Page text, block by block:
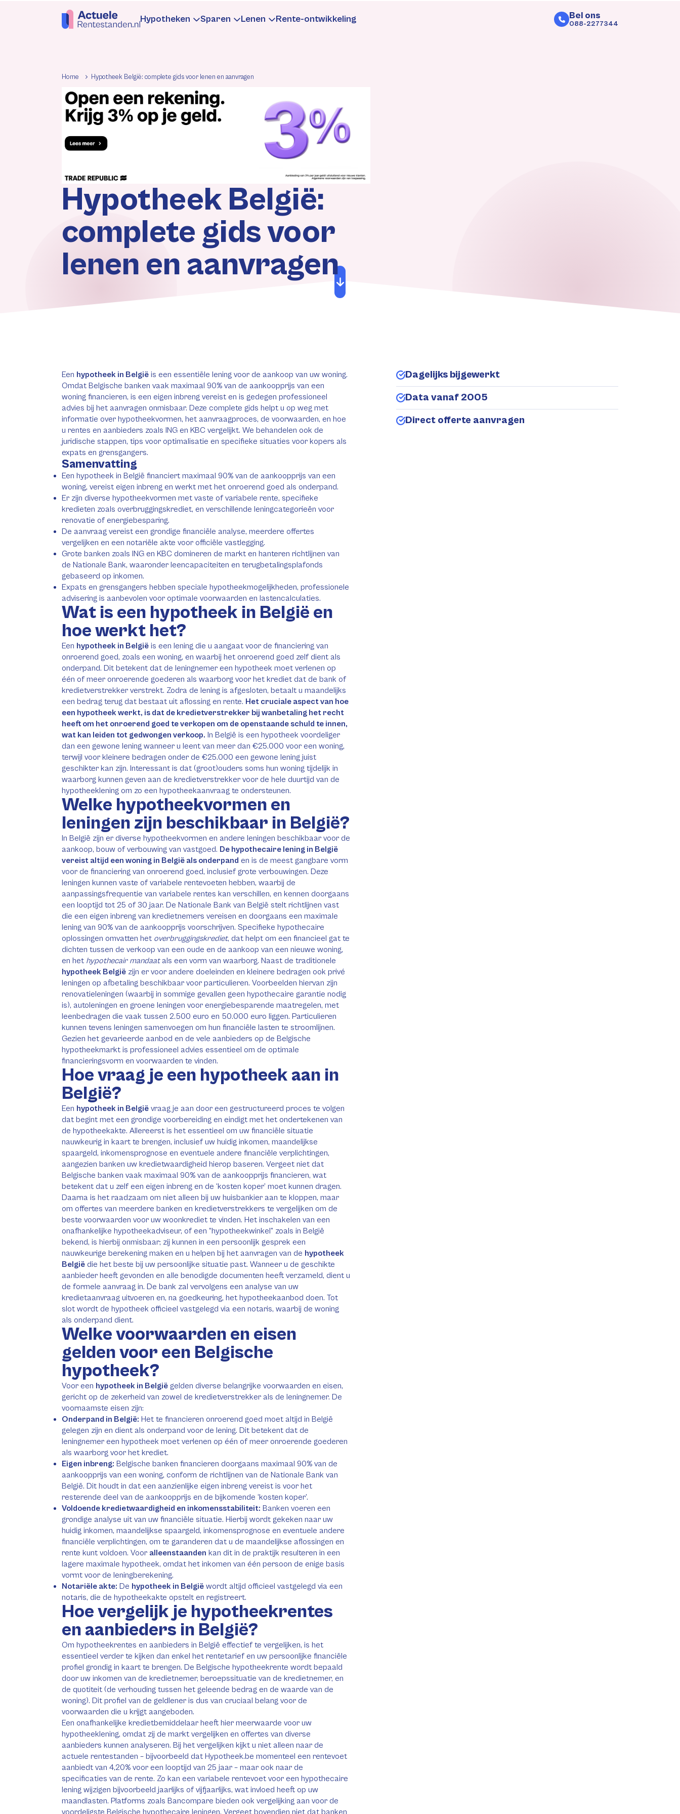
Hypotheken
Hypotheekrente
Informatie
Sparen
Informatie
Berekenen
Rentewijzigingen
Lenen
Informatie
Berekenen
Rentewijzigingen
Rente-ontwikkeling Bel ons
088-2277344
Home Hypotheek België: complete gids voor lenen en aanvragen
Hypotheek België:
complete gids voor
lenen en aanvragen
Een hypotheek in België is een essentiële lening voor de aankoop van uw woning.
Omdat Belgische banken vaak maximaal 90% van de aankoopprijs van een
woning financieren, is een eigen inbreng vereist en is gedegen professioneel
advies bij het aanvragen onmisbaar. Deze complete gids helpt u op weg met
informatie over hypotheekvormen, het aanvraagproces, de voorwaarden, en hoe
u rentes en aanbieders zoals ING en KBC vergelijkt. We behandelen ook de
juridische stappen, tips voor optimalisatie en specifieke situaties voor kopers als
expats en grensgangers.
Samenvatting
Een hypotheek in België financiert maximaal 90% van de aankoopprijs van een
woning, vereist eigen inbreng en werkt met het onroerend goed als onderpand.
Er zijn diverse hypotheekvormen met vaste of variabele rente, specifieke
kredieten zoals overbruggingskrediet, en verschillende leningcategorieën voor
renovatie of energiebesparing.
De aanvraag vereist een grondige financiële analyse, meerdere offertes
vergelijken en een notariële akte voor officiële vastlegging.
Grote banken zoals ING en KBC domineren de markt en hanteren richtlijnen van
de Nationale Bank, waaronder leencapaciteiten en terugbetalingsplafonds
gebaseerd op inkomen.
Expats en grensgangers hebben speciale hypotheekmogelijkheden, professionele
advisering is aanbevolen voor optimale voorwaarden en lastencalculaties.
Wat is een hypotheek in België en
hoe werkt het?
Een hypotheek in België is een lening die u aangaat voor de financiering van
onroerend goed, zoals een woning, en waarbij het onroerend goed zelf dient als
onderpand. Dit betekent dat de leningnemer een hypotheek moet verlenen op
één of meer onroerende goederen als waarborg voor het krediet dat de bank of
kredietverstrekker verstrekt. Zodra de lening is afgesloten, betaalt u maandelijks
een bedrag terug dat bestaat uit aflossing en rente. Het cruciale aspect van hoe
een hypotheek werkt, is dat de kredietverstrekker bij wanbetaling het recht
heeft om het onroerend goed te verkopen om de openstaande schuld te innen,
wat kan leiden tot gedwongen verkoop. In België is een hypotheek voordeliger
dan een gewone lening wanneer u leent van meer dan €25.000 voor een woning,
terwijl voor kleinere bedragen onder de €25.000 een gewone lening juist
geschikter kan zijn. Interessant is dat (groot)ouders soms hun woning tijdelijk in
waarborg kunnen geven aan de kredietverstrekker voor de hele duurtijd van de
hypotheeklening om zo een hypotheekaanvraag te ondersteunen.
Welke hypotheekvormen en
leningen zijn beschikbaar in België?
In België zijn er diverse hypotheekvormen en andere leningen beschikbaar voor de
aankoop, bouw of verbouwing van vastgoed. De hypothecaire lening in België
vereist altijd een woning in België als onderpand en is de meest gangbare vorm
voor de financiering van onroerend goed, inclusief grote verbouwingen. Deze
leningen kunnen vaste of variabele rentevoeten hebben, waarbij de
aanpassingsfrequentie van variabele rentes kan verschillen, en kennen doorgaans
een looptijd tot 25 of 30 jaar. De Nationale Bank van België stelt richtlijnen vast
die een eigen inbreng van kredietnemers vereisen en doorgaans een maximale
lening van 90% van de aankoopprijs voorschrijven. Specifieke hypothecaire
oplossingen omvatten het overbruggingskrediet, dat helpt om een financieel gat te
dichten tussen de verkoop van een oude en de aankoop van een nieuwe woning,
en het hypothecair mandaatals een vorm van waarborg. Naast de traditionele
hypotheek België zijn er voor andere doeleinden en kleinere bedragen ook privé
leningen op afbetaling beschikbaar voor particulieren. Voorbeelden hiervan zijn
renovatieleningen (waarbij in sommige gevallen geen hypothecaire garantie nodig
is), autoleningen en groene leningen voor energiebesparende maatregelen, met
leenbedragen die vaak tussen 2.500 euro en 50.000 euro liggen. Particulieren
kunnen tevens leningen samenvoegen om hun financiële lasten te stroomlijnen.
Gezien het gevarieerde aanbod en de vele aanbieders op de Belgische
hypotheekmarkt is professioneel advies essentieel om de optimale
financieringsvorm en voorwaarden te vinden.
Hoe vraag je een hypotheek aan in
België?
Een hypotheek in België vraag je aan door een gestructureerd proces te volgen
dat begint met een grondige voorbereiding en eindigt met het ondertekenen van
de hypotheekakte. Allereerst is het essentieel om uw financiële situatie
nauwkeurig in kaart te brengen, inclusief uw huidig inkomen, maandelijkse
spaargeld, inkomensprognose en eventuele andere financiële verplichtingen,
aangezien banken uw kredietwaardigheid hierop baseren. Vergeet niet dat
Belgische banken vaak maximaal 90% van de aankoopprijs financieren, wat
betekent dat u zelf een eigen inbreng en de ‘kosten koper’ moet kunnen dragen.
Daarna is het raadzaam om niet alleen bij uw huisbankier aan te kloppen, maar
om offertes van meerdere banken en kredietverstrekkers te vergelijken om de
beste voorwaarden voor uw woonkrediet te vinden. Het inschakelen van een
onafhankelijke hypotheekadviseur, of een “hypotheekwinkel” zoals in België
bekend, is hierbij onmisbaar; zij kunnen in een persoonlijk gesprek een
nauwkeurige berekening maken en u helpen bij het aanvragen van de hypotheek
België die het beste bij uw persoonlijke situatie past. Wanneer u de geschikte
aanbieder heeft gevonden en alle benodigde documenten heeft verzameld, dient u
de formele aanvraag in. De bank zal vervolgens een analyse van uw
kredietaanvraag uitvoeren en, na goedkeuring, het hypotheekaanbod doen. Tot
slot wordt de hypotheek officieel vastgelegd via een notaris, waarbij de woning
als onderpand dient.
Welke voorwaarden en eisen
gelden voor een Belgische
hypotheek?
Voor een hypotheek in België gelden diverse belangrijke voorwaarden en eisen,
gericht op de zekerheid van zowel de kredietverstrekker als de leningnemer. De
voornaamste eisen zijn:
Onderpand in België: Het te financieren onroerend goed moet altijd in België
gelegen zijn en dient als onderpand voor de lening. Dit betekent dat de
leningnemer een hypotheek moet verlenen op één of meer onroerende goederen
als waarborg voor het krediet.
Eigen inbreng: Belgische banken financieren doorgaans maximaal 90% van de
aankoopprijs van een woning, conform de richtlijnen van de Nationale Bank van
België. Dit houdt in dat een aanzienlijke eigen inbreng vereist is voor het
resterende deel van de aankoopprijs en de bijkomende ‘kosten koper’.
Voldoende kredietwaardigheid en inkomensstabiliteit: Banken voeren een
grondige analyse uit van uw financiële situatie. Hierbij wordt gekeken naar uw
huidig inkomen, maandelijkse spaargeld, inkomensprognose en eventuele andere
financiële verplichtingen, om te garanderen dat u de maandelijkse aflossingen en
rente kunt voldoen. Voor alleenstaanden kan dit in de praktijk resulteren in een
lagere maximale hypotheek, omdat het inkomen van één persoon de enige basis
vormt voor de leningberekening.
Notariële akte: De hypotheek in België wordt altijd officieel vastgelegd via een
notaris, die de hypotheekakte opstelt en registreert.
Hoe vergelijk je hypotheekrentes
en aanbieders in België?
Om hypotheekrentes en aanbieders in België effectief te vergelijken, is het
essentieel verder te kijken dan enkel het rentetarief en uw persoonlijke financiële
profiel grondig in kaart te brengen. De Belgische hypotheekrente wordt bepaald
door uw inkomen van de kredietnemer, beroepssituatie van de kredietnemer, en
de quotiteit (de verhouding tussen het geleende bedrag en de waarde van de
woning). Dit profiel van de geldlener is dus van cruciaal belang voor de
voorwaarden die u krijgt aangeboden.
Een onafhankelijke kredietbemiddelaar heeft hier meerwaarde voor uw
hypotheeklening, omdat zij de markt vergelijken en offertes van diverse
aanbieders kunnen analyseren. Bij het vergelijken kijkt u niet alleen naar de
actuele rentestanden – bijvoorbeeld dat Hypotheek.be momenteel een rentevoet
aanbiedt van 4,20% voor een looptijd van 25 jaar – maar ook naar de
specificaties van de rente. Zo kan een variabele rentevoet voor een hypothecaire
lening wijzigen bijvoorbeeld jaarlijks of vijfjaarlijks, wat invloed heeft op uw
maandlasten. Platforms zoals Bancompare bieden ook vergelijking aan voor de
voordeligste Belgische hypothecaire leningen. Vergeet bovendien niet dat banken
Dagelijks bijgewerkt
Data vanaf 2005
Direct offerte aanvragen